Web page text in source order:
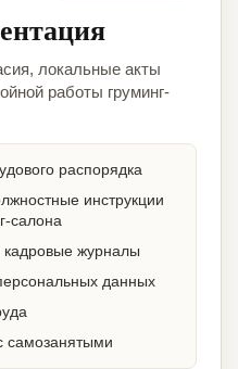
локальные акты
работы груминг-
распорядка
инструкции
салона
кадровые журналы
данных
самозанятыми